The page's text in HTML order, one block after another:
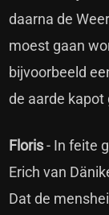
daarna de
moest gaan
bijvoorbeeld
de aarde kapot
Floris- In feite
Erich van
Dat de